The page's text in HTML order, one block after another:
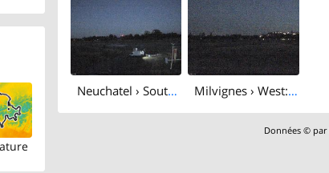
Neuchatel › South-east: Aérodrome Neuchâtel Milvignes › West: Colombier - Neuchâtel, Switzerland
Données © par